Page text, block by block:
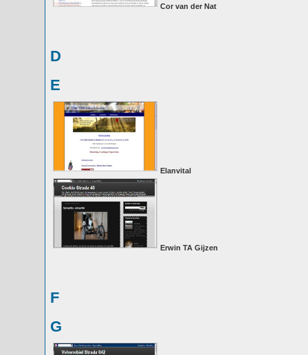
Cor van der Nat
D
E
Elanvital
Erwin TA Gijzen
F
G